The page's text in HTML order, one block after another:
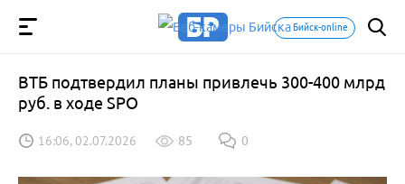
Бийск-online
ВТБ подтвердил планы привлечь 300-400 млрд
руб. в ходе SPO
16:06, 02.07.2026 85 0